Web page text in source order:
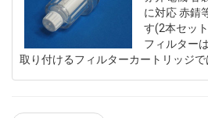
に対応 赤錆
す(2本セッ
フィルター
取り付けるフィルターカートリッジで